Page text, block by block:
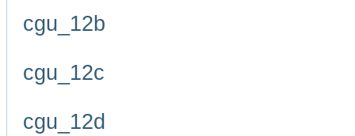
cgu_12b
cgu_12c
cgu_12d